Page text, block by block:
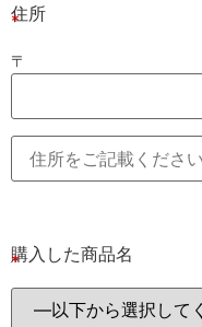
住所
〒
購入した商品名